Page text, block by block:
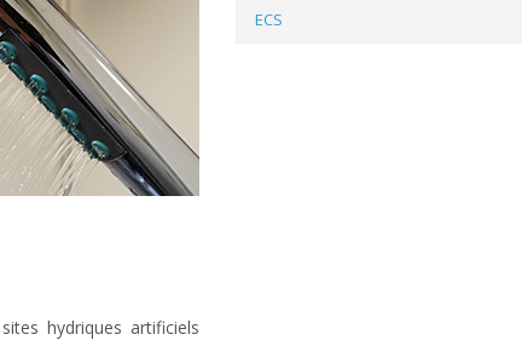
hydriques artificiels
ECS